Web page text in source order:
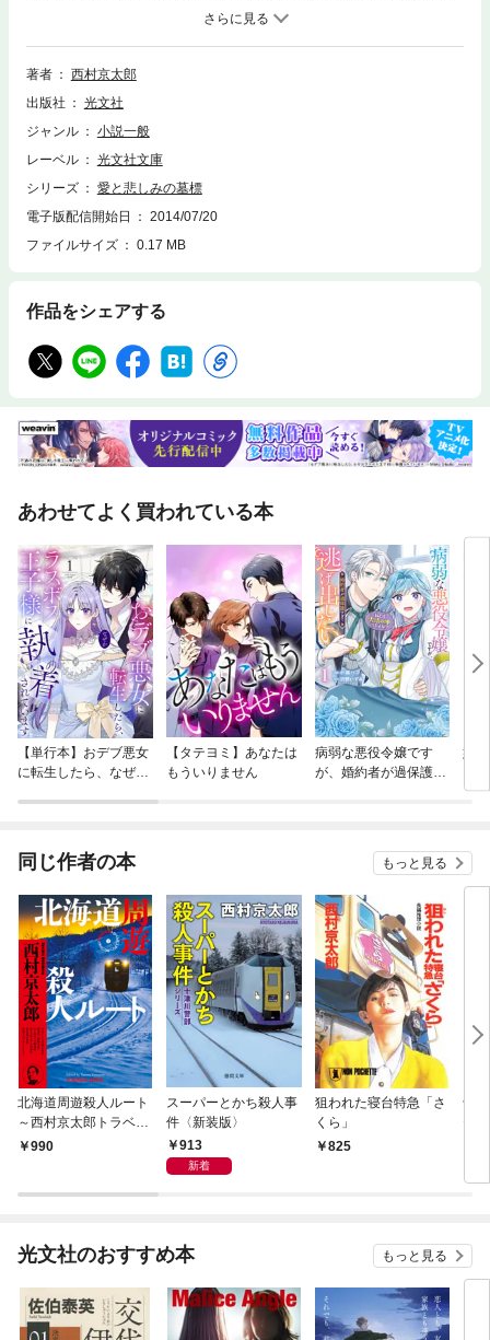
な遺産が転がり込むのだ。十津川警部と亀井刑事は愛人の一人、モデルの
藤原さつきを追うが、さらに、第2、第3の事件が起こり……。やがて十津
川は、裏で糸を引く狡猾な真犯人の存在に気づく。手に汗握るサスペンス
長編！
著者
西村京太郎
出版社
光文社
ジャンル
小説一般
レーベル
光文社文庫
シリーズ
愛と悲しみの墓標
電子版配信開始日
2014/07/20
ファイルサイズ
0.17 MB
作品をシェアする
あわせてよく買われている本
【単行本】おデブ悪女
に転生したら、なぜか
【タテヨミ】あなたは
もういりません
病弱な悪役令嬢です
が、婚約者が過保護す
妹
同じ作者の本 もっと見る
北海道周遊殺人ルート
～西村京太郎トラベル
ミステリー・セレクシ
990
スーパーとかち殺人事
件〈新装版〉
913
新着
狙われた寝台特急「さ
くら」
825
十
光文社のおすすめ本 もっと見る